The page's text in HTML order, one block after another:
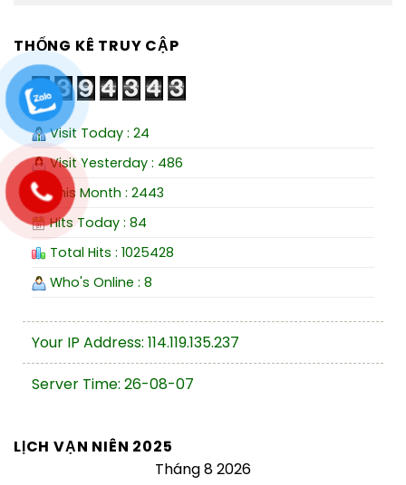
THỐNG KÊ TRUY CẬP
Visit Today : 24
Visit Yesterday : 486
This Month : 2443
Hits Today : 84
Total Hits : 1025428
Who's Online : 8
Your IP Address: 114.119.135.237
Server Time: 26-08-07
LỊCH VẠN NIÊN 2025
Tháng 8 2026